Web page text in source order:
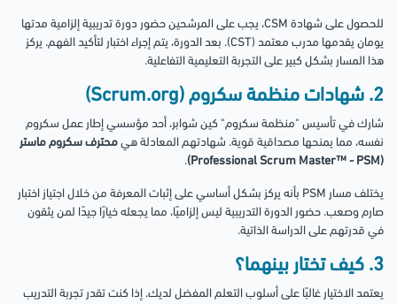
للحصول على شهادة CSM، يجب على المرشحين حضور دورة تدريبية إلزامية مدتها
يومان يقدمها مدرب معتمد (CST). بعد الدورة، يتم إجراء اختبار لتأكيد الفهم. يركز
هذا المسار بشكل كبير على التجربة التعليمية التفاعلية.
2. شهادات منظمة سكروم (Scrum.org)
شارك في تأسيس "منظمة سكروم" كين شوابر، أحد مؤسسي إطار عمل سكروم
نفسه، مما يمنحها مصداقية قوية. شهادتهم المعادلة هي محترف سكروم ماستر
(Professional Scrum Master™ - PSM)
.
يختلف مسار PSM بأنه يركز بشكل أساسي على إثبات المعرفة من خلال اجتياز اختبار
صارم وصعب. حضور الدورة التدريبية ليس إلزاميًا، مما يجعله خيارًا جيدًا لمن يثقون
في قدرتهم على الدراسة الذاتية.
3. كيف تختار بينهما؟
يعتمد الاختيار غالبًا على أسلوب التعلم المفضل لديك. إذا كنت تقدر تجربة التدريب